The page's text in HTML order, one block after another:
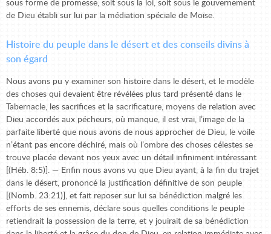
sous forme de promesse, soit sous la loi, soit sous le gouvernement
de Dieu établi sur lui par la médiation spéciale de Moïse.
Histoire du peuple dans le désert et des conseils divins à
son égard
Nous avons pu y examiner son histoire dans le désert, et le modèle
des choses qui devaient être révélées plus tard présenté dans le
Tabernacle, les sacrifices et la sacrificature, moyens de relation avec
Dieu accordés aux pécheurs, où manque, il est vrai, l’image de la
parfaite liberté que nous avons de nous approcher de Dieu, le voile
n’étant pas encore déchiré, mais où l’ombre des choses célestes se
trouve placée devant nos yeux avec un détail infiniment intéressant
[(Héb. 8:5)]. — Enfin nous avons vu que Dieu ayant, à la fin du trajet
dans le désert, prononcé la justification définitive de son peuple
[(Nomb. 23:21)], et fait reposer sur lui sa bénédiction malgré les
efforts de ses ennemis, déclare sous quelles conditions le peuple
retiendrait la possession de la terre, et y jouirait de sa bénédiction